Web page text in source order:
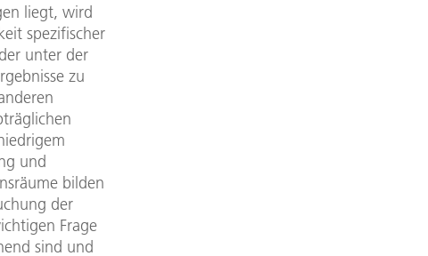
liegt, wird
spezifischer
unter der
zu
und
bilden
der
Frage
sind und